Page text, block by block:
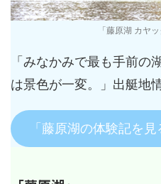
「藤原湖 カヤ
「みなかみで最も手前の
は景色が一変。」出艇地
「藤原湖の体験記を見